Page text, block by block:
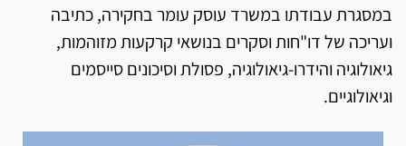
במסגרת עבודתו במשרד עוסק עומר בחקירה, כתיבה
ועריכה של דו"חות וסקרים בנושאי קרקעות מזוהמות,
גיאולוגיה והידרו-גיאולוגיה, פסולת וסיכונים סייסמים
וגיאולוגיים.